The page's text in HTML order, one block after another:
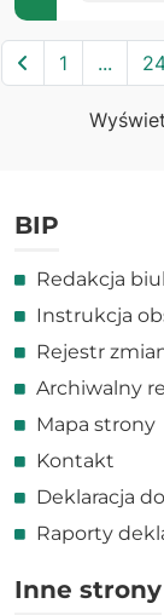
Poprzednia
1 ...
BIP
Redakcja
Instrukcja
Rejestr
Archiwalny
Mapa strony
Kontakt
Deklaracja
Raporty
Inne strony